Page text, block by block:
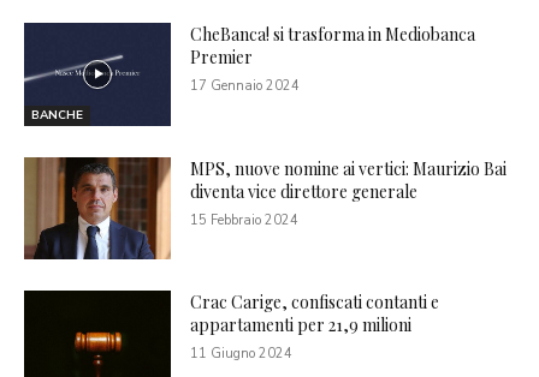
BANCHE
CheBanca! si trasforma in Mediobanca
Premier
17 Gennaio 2024
MPS, nuove nomine ai vertici: Maurizio Bai
diventa vice direttore generale
15 Febbraio 2024
Crac Carige, confiscati contanti e
appartamenti per 21,9 milioni
11 Giugno 2024